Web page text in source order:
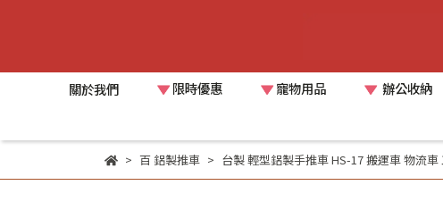
關於我們 限時優惠 寵物用品 辦公收納
百 鋁製推車 台製 輕型鋁製手推車 HS-17 搬運車 物流